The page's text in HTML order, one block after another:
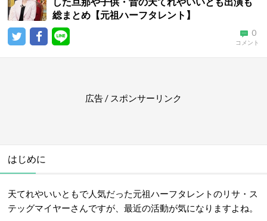
総まとめ【元祖ハーフタレント】
0
コメント
広告 / スポンサーリンク
はじめに
天てれやいいともで人気だった元祖ハーフタレントのリサ・ス
テッグマイヤーさんですが、最近の活動が気になりますよね。